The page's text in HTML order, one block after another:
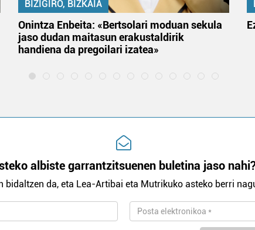
BIZIGIRO, BIZKAIA
Onintza Enbeita: «Bertsolari moduan sekula
jaso dudan maitasun erakustaldirik
handiena da pregoilari izatea»
albiste garrantzitsuenen buletina jaso
bidaltzen da, eta Lea-Artibai eta Mutrikuko asteko berri